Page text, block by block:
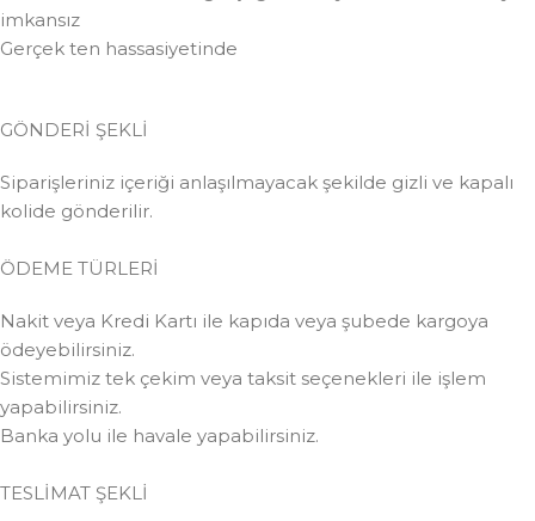
imkansız
Gerçek ten hassasiyetinde
GÖNDERİ ŞEKLİ
Siparişleriniz içeriği anlaşılmayacak şekilde gizli ve kapalı
kolide gönderilir.
ÖDEME TÜRLERİ
Nakit veya Kredi Kartı ile kapıda veya şubede kargoya
ödeyebilirsiniz.
Sistemimiz tek çekim veya taksit seçenekleri ile işlem
yapabilirsiniz.
Banka yolu ile havale yapabilirsiniz.
TESLİMAT ŞEKLİ